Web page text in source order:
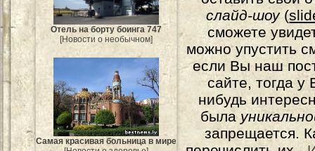
Отель на борту боинга 747
[Новости о необычном]
Самая красивая больница в мире
слайд-шоу(
сможете
можно упустить
если Вы наш
сайте, тогда у
нибудь
была
запрещается.